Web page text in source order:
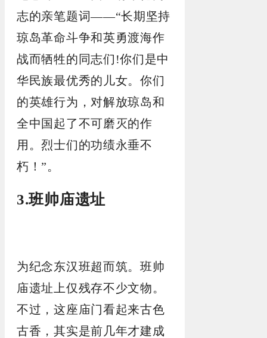
志的亲笔题词——“长期坚持
琼岛革命斗争和英勇渡海作
战而牺牲的同志们!你们是中
华民族最优秀的儿女。你们
的英雄行为，对解放琼岛和
全中国起了不可磨灭的作
用。烈士们的功绩永垂不
朽！”。
3.班帅庙遗址
为纪念东汉班超而筑。班帅
庙遗址上仅残存不少文物。
不过，这座庙门看起来古色
古香，其实是前几年才建成